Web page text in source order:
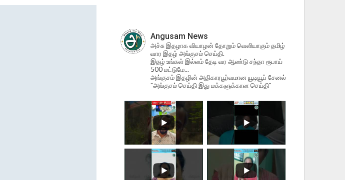
Angusam News
அச்சு இதழாக வியாழன் தோறும் வெளியாகும் தமிழ்
வார இதழ் அங்குசம் செய்தி.
இதழ் உங்கள் இல்லம் தேடி வர ஆண்டு சந்தா ரூபாய்
500 மட்டுமே...
அங்குசம் இதழின் அதிகாரபூர்வமான யூடியூப் சேனல்
"அங்குசம் செய்தி இது மக்களுக்கான செய்தி"